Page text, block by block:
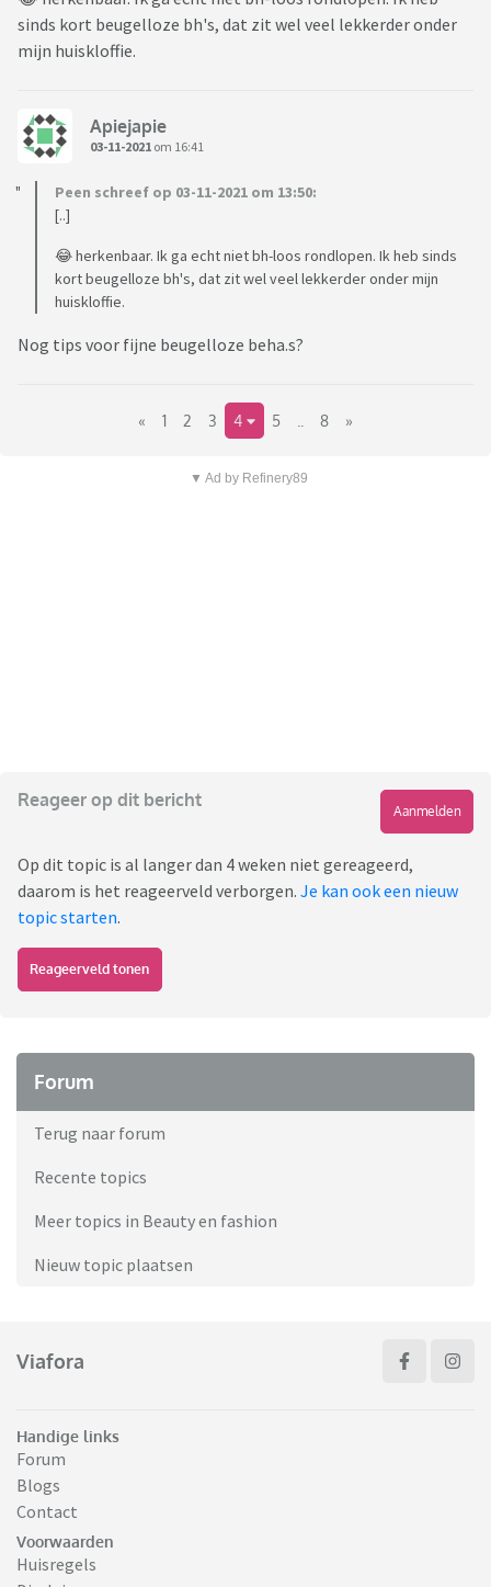
sinds kort beugelloze bh's, dat zit wel veel lekkerder onder
mijn huiskloffie.
Apiejapie
03-11-2021 om 16:41
Peen schreef op 03-11-2021 om 13:50:
[..]
😂 herkenbaar. Ik ga echt niet bh-loos rondlopen. Ik heb sinds
kort beugelloze bh's, dat zit wel veel lekkerder onder mijn
huiskloffie.
Nog tips voor fijne beugelloze beha.s?
« 1 2 3 4 5 8 »
▼ Ad by Refinery89
Reageer op dit bericht
Aanmelden
Op dit topic is al langer dan 4 weken niet gereageerd,
daarom is het reageerveld verborgen. Je kan ook een nieuw
topic starten.
Reageerveld tonen
Forum
Terug naar forum
Recente topics
Meer topics in Beauty en fashion
Nieuw topic plaatsen
Viafora
Handige links
Forum
Blogs
Contact
Voorwaarden
Huisregels